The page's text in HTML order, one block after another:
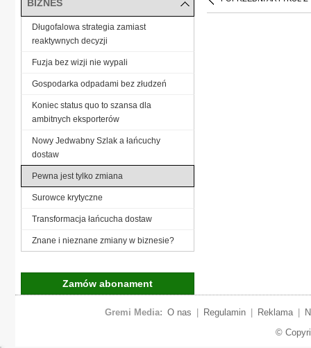
BIZNES
Długofalowa strategia zamiast
reaktywnych decyzji
Fuzja bez wizji nie wypali
Gospodarka odpadami bez złudzeń
Koniec status quo to szansa dla
ambitnych eksporterów
Nowy Jedwabny Szlak a łańcuchy
dostaw
Pewna jest tylko zmiana
Surowce krytyczne
Transformacja łańcucha dostaw
Znane i nieznane zmiany w biznesie?
Zamów abonament
Gremi Media: O nas Regulamin Reklama
©